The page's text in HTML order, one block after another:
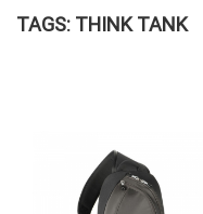
TAGS: THINK TANK